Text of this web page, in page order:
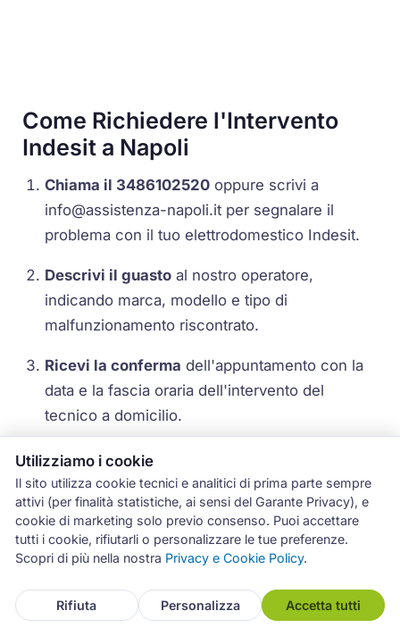
Come Richiedere l'Intervento
Indesit a Napoli
Chiama il 3486102520 oppure scrivi a
info@assistenza-napoli.it per segnalare il
problema con il tuo elettrodomestico Indesit.
Descrivi il guasto al nostro operatore,
indicando marca, modello e tipo di
malfunzionamento riscontrato.
Ricevi la conferma dell'appuntamento con la
data e la fascia oraria dell'intervento del
tecnico a domicilio.
Il tecnico effettua la diagnosi
casa tua, verificando l'elettrodomestico e
individuando con precisione la causa del
problema.
Ricevi la stima dei costi
di riparazione,
comprensiva di manodopera e ricambi
necessari, prima che il lavoro venga eseguito.
Utilizziamo i cookie
Il sito utilizza cookie tecnici e analitici di prima parte sempre
attivi (per finalità statistiche, ai sensi del Garante Privacy), e
cookie di marketing solo previo consenso. Puoi accettare
tutti i cookie, rifiutarli o personalizzare le tue preferenze.
Scopri di più nella nostra Privacy e Cookie Policy.
Rifiuta Personalizza Accetta tutti